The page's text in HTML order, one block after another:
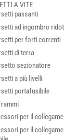
A VITE
passanti
ad ingombro
per forti correnti
di terra
sezionatore
a più livelli
portafusibile
per il
per il